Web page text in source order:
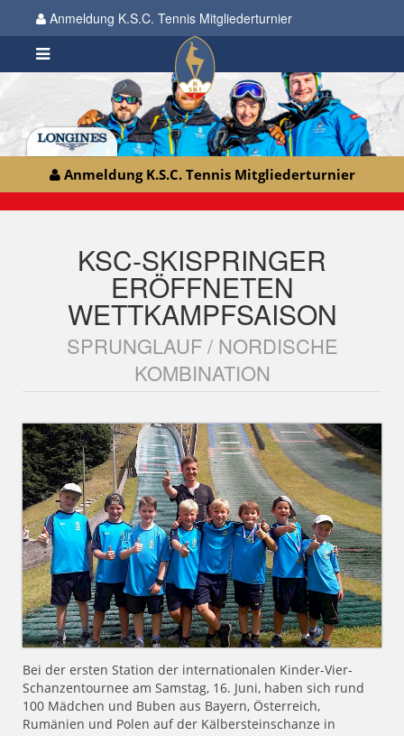
Anmeldung K.S.C. Tennis Mitgliederturnier
Anmeldung K.S.C. Tennis Mitgliederturnier
KSC-SKISPRINGER
ERÖFFNETEN
WETTKAMPFSAISON
SPRUNGLAUF / NORDISCHE
KOMBINATION
Bei der ersten Station der internationalen Kinder-Vier-
Schanzentournee am Samstag, 16. Juni, haben sich rund
100 Mädchen und Buben aus Bayern, Österreich,
Rumänien und Polen auf der Kälbersteinschanze in